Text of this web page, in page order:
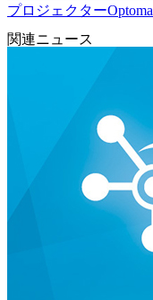
プロジェクターOptoma
関連ニュース